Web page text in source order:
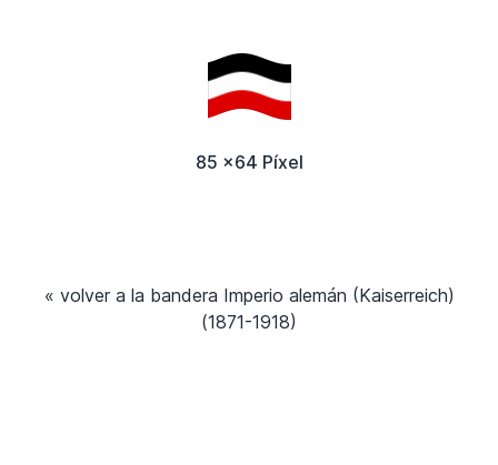
85 x64 Píxel
« volver a la bandera Imperio alemán (Kaiserreich)
(1871-1918)